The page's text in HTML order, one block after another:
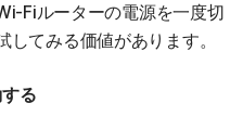
Fiルーターの電源を一度切
てみる価値があります。
る